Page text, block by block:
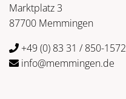
Marktplatz 3
87700 Memmingen
+49 (0) 83 31 / 850-1572
info@memmingen.de